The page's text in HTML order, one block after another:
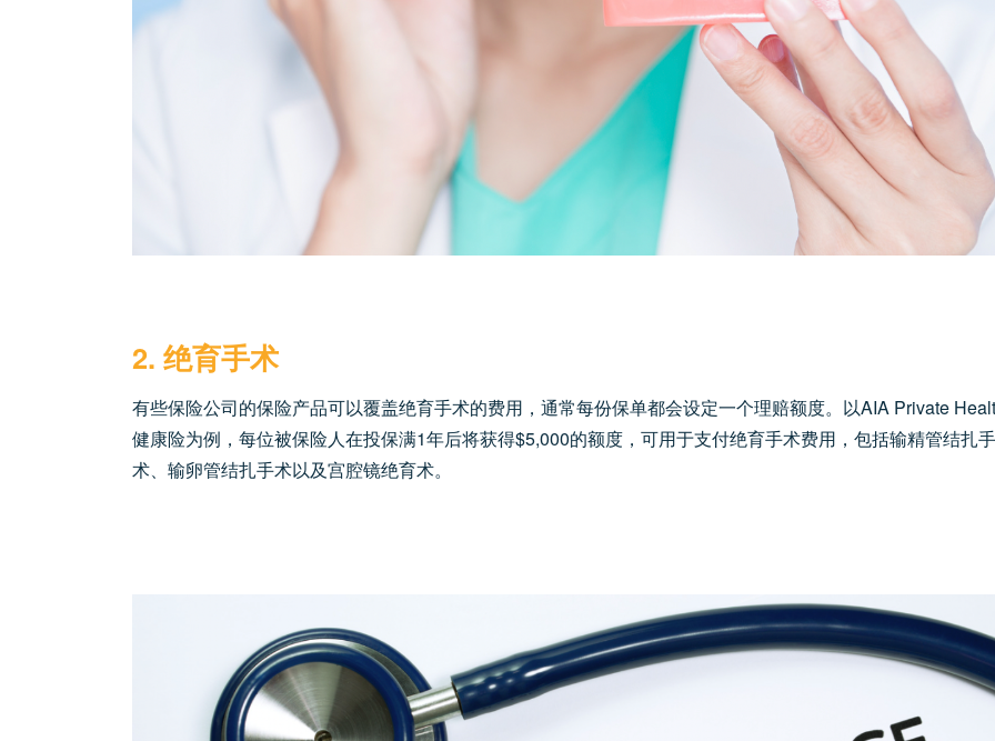
2. 绝育手术
有些保险公司的保险产品可以覆盖绝育手术的费用，通常每份保单都会设定一个理赔额度。以AIA Private
健康险为例，每位被保险人在投保满1年后将获得$5,000的额度，可用于支付绝育手术费用，包括输精管结扎手
术、输卵管结扎手术以及宫腔镜绝育术。